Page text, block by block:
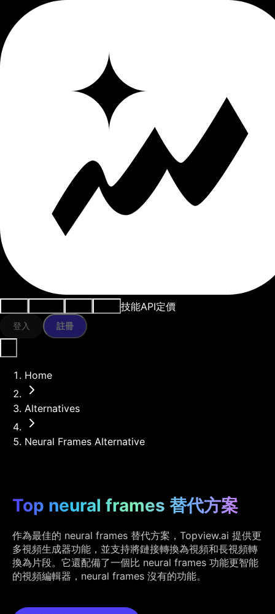
技能API定價
登入 註冊
Home
Alternatives
Neural Frames Alternative
Top neural frames 替代方案
作為最佳的 neural frames 替代方案，Topview.ai 提供更
多視頻生成器功能，並支持將鏈接轉換為視頻和長視頻轉
換為片段。它還配備了一個比 neural frames 功能更智能
的視頻編輯器，neural frames 沒有的功能。